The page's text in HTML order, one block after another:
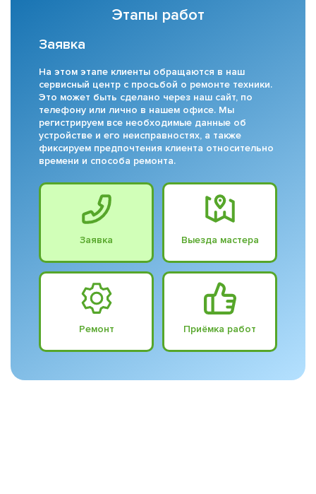
Этапы работ
Заявка
На этом этапе клиенты обращаются в наш
сервисный центр с просьбой о ремонте техники.
Это может быть сделано через наш сайт, по
телефону или лично в нашем офисе. Мы
регистрируем все необходимые данные об
устройстве и его неисправностях, а также
фиксируем предпочтения клиента относительно
времени и способа ремонта.
Заявка Выезда мастера
Ремонт Приёмка работ